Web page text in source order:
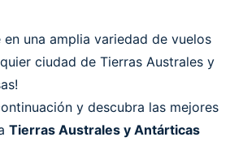
en una amplia variedad de vuelos
ciudad de Tierras Australes y
y descubra las mejores
Tierras Australes y Antárticas